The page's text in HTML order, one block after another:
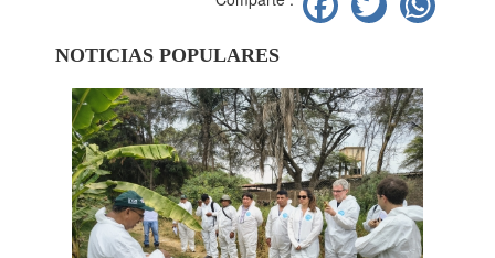
NOTICIAS POPULARES